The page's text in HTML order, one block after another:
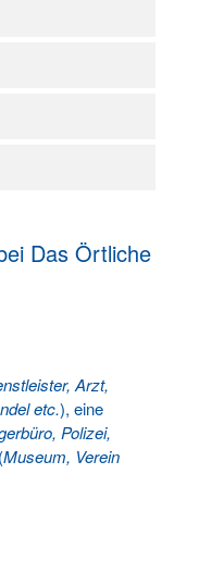
Das Örtliche
Arzt,
etc.), eine
Polizei,
(Museum, Verein